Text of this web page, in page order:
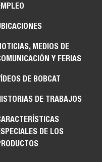
MEDIOS DE
Y FERIAS
DE BOBCAT
DE TRABAJOS
DE LOS